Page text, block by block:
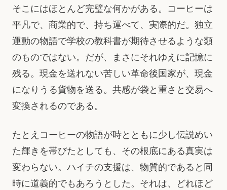
そこにはほとんど完璧な何かがある。コーヒーは
平凡で、商業的で、持ち運べて、実際的だ。独立
運動の物語で学校の教科書が期待させるような類
のものではない。だが、まさにそれゆえに記憶に
残る。現金を送れない苦しい革命後国家が、現金
になりうる貨物を送る。共感が袋と重さと交易へ
変換されるのである。
たとえコーヒーの物語が時とともに少し伝説めい
た輝きを帯びたとしても、その根底にある真実は
変わらない。ハイチの支援は、物質的であると同
時に道義的でもあろうとした。それは、どれほど